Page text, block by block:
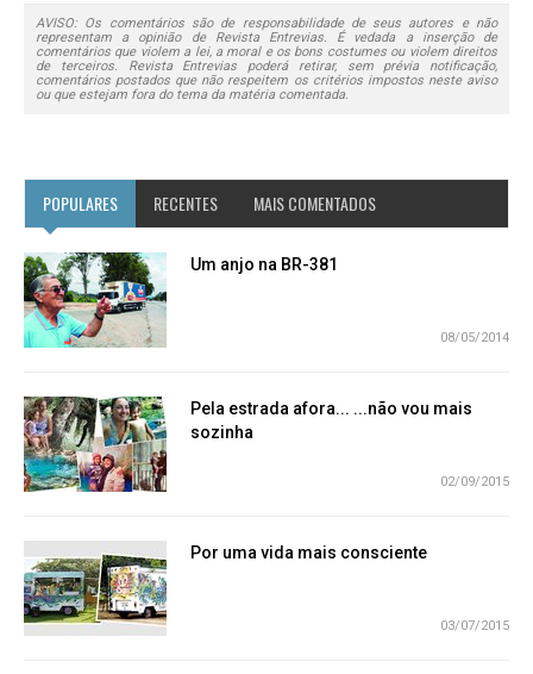
AVISO: Os comentários são de responsabilidade de seus autores e não
representam a opinião de Revista Entrevias. É vedada a inserção de
comentários que violem a lei, a moral e os bons costumes ou violem direitos
de terceiros. Revista Entrevias poderá retirar, sem prévia notificação,
comentários postados que não respeitem os critérios impostos neste aviso
ou que estejam fora do tema da matéria comentada.
POPULARES RECENTES MAIS COMENTADOS
Um anjo na BR-381
08/05/2014
Pela estrada afora... ...não vou mais
sozinha
02/09/2015
Por uma vida mais consciente
03/07/2015